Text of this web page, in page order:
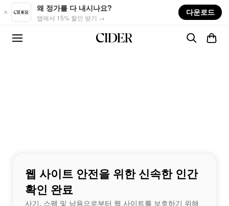
Skip to main content
왜 정가를 다 내시나요?
앱에서 15% 할인 받기 →
다운로드
웹 사이트 안전을 위한 신속한 인간
확인 완료
사기, 스팸 및 남용으로부터 웹 사이트를 보호하기 위해